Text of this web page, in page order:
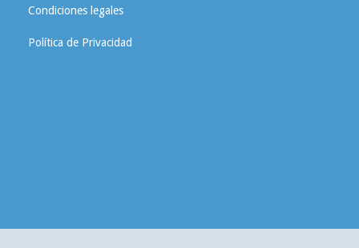
Condiciones legales
Política de Privacidad